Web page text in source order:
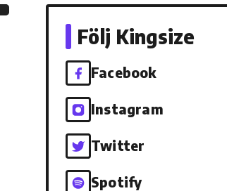
Följ Kingsize
Facebook
Instagram
Twitter
Spotify